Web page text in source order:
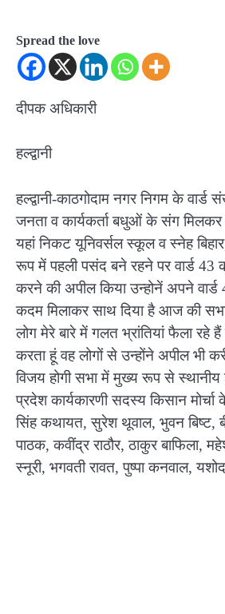
Spread the love
दीपक अधिकारी
हल्द्वानी
हल्द्वानी-काठगोदाम नगर निगम के
जनता व कार्यकर्ता बधुओं के संग
यहां निकट यूनिवर्सल स्कूल व स्नेह
रूप में पहली पसंद बने रहने पर वार्ड 43
करने की अपील किया उन्होनें अपने
कदम मिलाकर साथ दिया है आज की सभा
लोग मेरे बारे में गलत भ्रांतियां फैला रहे
करता हूं वह लोगों से उन्होंने अपील भी
विजय होगी सभा में मुख्य रूप से स्थानीय
प्रदेश कार्यकारणी सदस्य किसान मोर्चा
सिंह कथायत, सुरेश थूवाल, भुवन बिष्ट,
पाठक, कवींद्र राठौर, ठाकुर बाफिला,
स्नूरी, भगवती रावत, पुष्पा कनवाल,